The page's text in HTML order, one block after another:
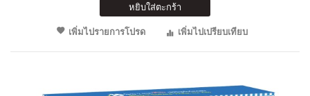
หยิบใส่ตะกร้า
เพิ่มไปรายการโปรด
เพิ่มไปเปรียบเทียบ